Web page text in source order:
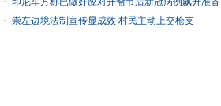
崇左边境法制宣传显成效 村民主动上交枪支